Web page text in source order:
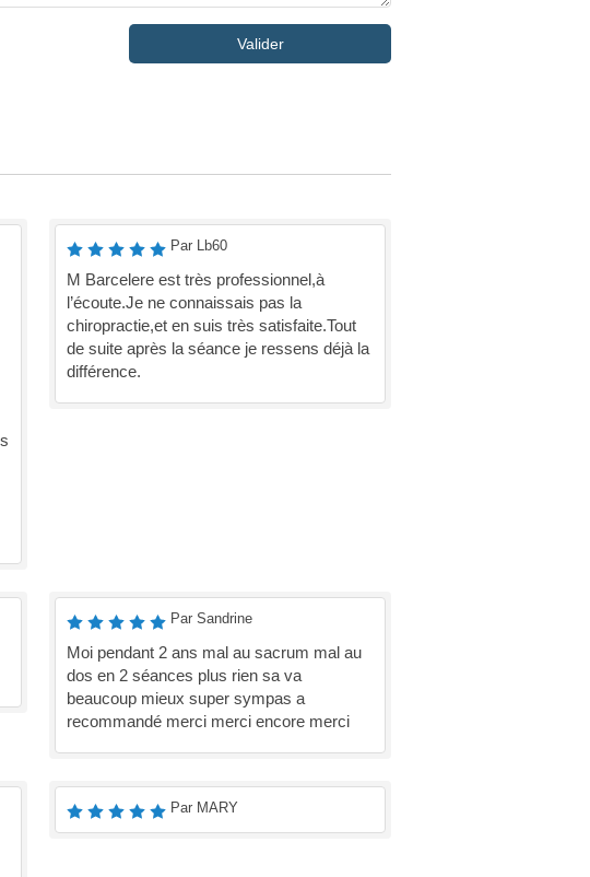
Valider
Par Lb60
M Barcelere est très professionnel,à
l’écoute.Je ne connaissais pas la
chiropractie,et en suis très satisfaite.Tout
de suite après la séance je ressens déjà la
différence.
Par Sandrine
Moi pendant 2 ans mal au sacrum mal au
dos en 2 séances plus rien sa va
beaucoup mieux super sympas a
recommandé merci merci encore merci
Par MARY